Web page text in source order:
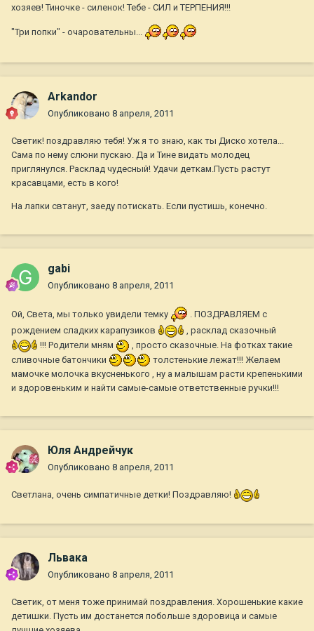
хозяев! Тиночке - силенок! Тебе - СИЛ и ТЕРПЕНИЯ!!!
"Три попки" - очаровательны...
Arkandor
Опубликовано 8 апреля, 2011
Светик! поздравляю тебя! Уж я то знаю, как ты Диско хотела...
Сама по нему слюни пускаю. Да и Тине видать молодец
приглянулся. Расклад чудесный! Удачи деткам.Пусть растут
красавцами, есть в кого!
На лапки свтанут, заеду потискать. Если пустишь, конечно.
gabi
Опубликовано 8 апреля, 2011
Ой, Света, мы только увидели темку
. ПОЗДРАВЛЯЕМ с
рождением сладких карапузиков
, расклад сказочный
!!! Родители мням
, просто сказочные. На фотках такие
сливочные батончики
толстенькие лежат!!! Желаем
мамочке молочка вкусненького , ну а малышам расти крепенькими
и здоровеньким и найти самые-самые ответственные ручки!!!
Юля Андрейчук
Опубликовано 8 апреля, 2011
Светлана, очень симпатичные детки! Поздравляю!
Львака
Опубликовано 8 апреля, 2011
Светик, от меня тоже принимай поздравления. Хорошенькие какие
детишки. Пусть им достанется побольше здоровица и самые